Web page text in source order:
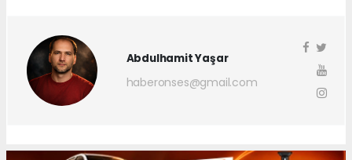
Abdulhamit Yaşar
haberonses@gmail.com